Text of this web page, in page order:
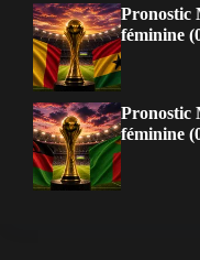
Pronostic
féminine
Pronostic
féminine